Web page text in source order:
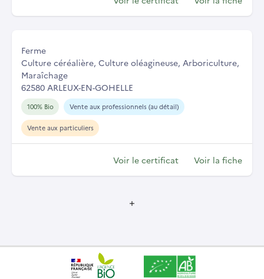
Ferme
Culture céréalière, Culture oléagineuse, Arboriculture,
Maraîchage
62580 ARLEUX-EN-GOHELLE
100% Bio Vente aux professionnels (au détail)
Vente aux particuliers
Voir le certificat Voir la fiche